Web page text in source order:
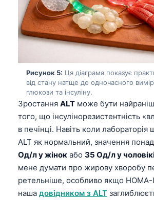
Рисунок 5: Ця діаграма показує
від стану натще до одночасного
глюкози та інсуліну.
Зростання ALT може бути
того, що інсулінорезистентність
в печінці. Навіть коли лабораторія
ALT як нормальний, значення
Од/л у жінок або 35 Од/л у
мене думати про жирову хворобу
ретельніше, особливо якщо
наша довідником з ALT